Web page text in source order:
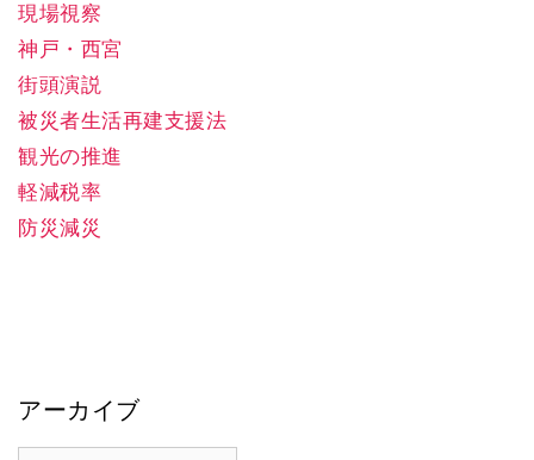
現場視察
神戸・西宮
街頭演説
被災者生活再建支援法
観光の推進
軽減税率
防災減災
アーカイブ